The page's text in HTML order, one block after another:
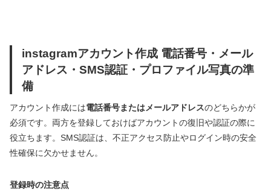
instagramアカウント作成 電話番号・メール
アドレス・SMS認証・プロファイル写真の準
備
アカウント作成には電話番号またはメールアドレスのどちらかが
必須です。両方を登録しておけばアカウントの復旧や認証の際に
役立ちます。SMS認証は、不正アクセス防止やログイン時の安全
性確保に欠かせません。
登録時の注意点